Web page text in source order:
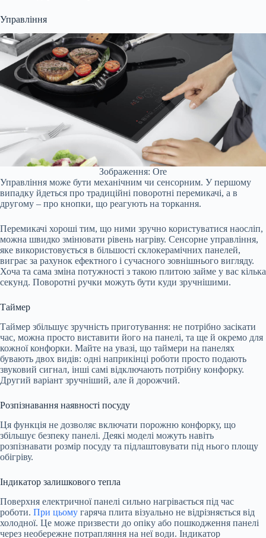
Управління
Зображення: Ore
Управління може бути механічним чи сенсорним. У першому
випадку йдеться про традиційні поворотні перемикачі, а в
другому – про кнопки, що реагують на торкання.
Перемикачі хороші тим, що ними зручно користуватися наосліп,
можна швидко змінювати рівень нагріву. Сенсорне управління,
яке використовується в більшості склокерамічних панелей,
виграє за рахунок ефектного і сучасного зовнішнього вигляду.
Хоча та сама зміна потужності з такою плитою займе у вас кілька
секунд. Поворотні ручки можуть бути куди зручнішими.
Таймер
Таймер збільшує зручність приготування: не потрібно засікати
час, можна просто виставити його на панелі, та ще й окремо для
кожної конфорки. Майте на увазі, що таймери на панелях
бувають двох видів: одні наприкінці роботи просто подають
звуковий сигнал, інші самі відключають потрібну конфорку.
Другий варіант зручніший, але й дорожчий.
Розпізнавання наявності посуду
Ця функція не дозволяє включати порожню конфорку, що
збільшує безпеку панелі. Деякі моделі можуть навіть
розпізнавати розмір посуду та підлаштовувати під нього площу
обігріву.
Індикатор залишкового тепла
Поверхня електричної панелі сильно нагрівається під час
роботи. При цьому гаряча плита візуально не відрізняється від
холодної. Це може призвести до опіку або пошкодження панелі
через необережне потрапляння на неї води. Індикатор